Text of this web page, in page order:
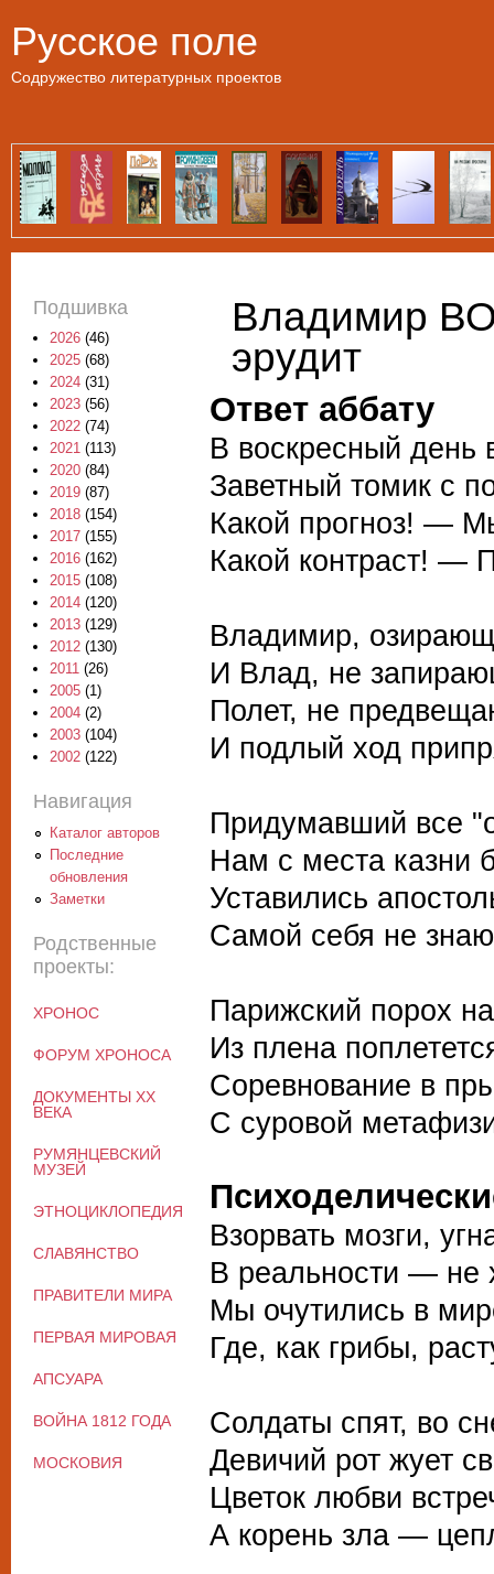
Русское поле
Содружество литературных проектов
Владимир
эрудит
Ответ аббату
В воскресный
Заветный томик с
Какой прогноз! —
Какой контраст! —
Владимир,
И Влад, не
Полет, не
И подлый ход
Придумавший все
Нам с места казни
Уставились
Самой себя не
Парижский порох
Из плена
Соревнование в
С суровой
Взорвать мозги,
В реальности — не
Мы очутились в
Где, как грибы,
Солдаты спят, во
Девичий рот жует
Цветок любви
А корень зла —
Подшивка
2026 (46)
2025 (68)
2024 (31)
2023 (56)
2022 (74)
2021 (113)
2020 (84)
2019 (87)
2018 (154)
2017 (155)
2016 (162)
2015 (108)
2014 (120)
2013 (129)
2012 (130)
2011 (26)
2005 (1)
2004 (2)
2003 (104)
2002 (122)
Навигация
Каталог авторов
Последние
обновления
Заметки
Родственные
проекты:
ХРОНОС
ФОРУМ ХРОНОСА
ДОКУМЕНТЫ XX
ВЕКА
РУМЯНЦЕВСКИЙ
МУЗЕЙ
ЭТНОЦИКЛОПЕДИЯ
СЛАВЯНСТВО
ПРАВИТЕЛИ МИРА
ПЕРВАЯ МИРОВАЯ
АПСУАРА
ВОЙНА 1812 ГОДА
МОСКОВИЯ